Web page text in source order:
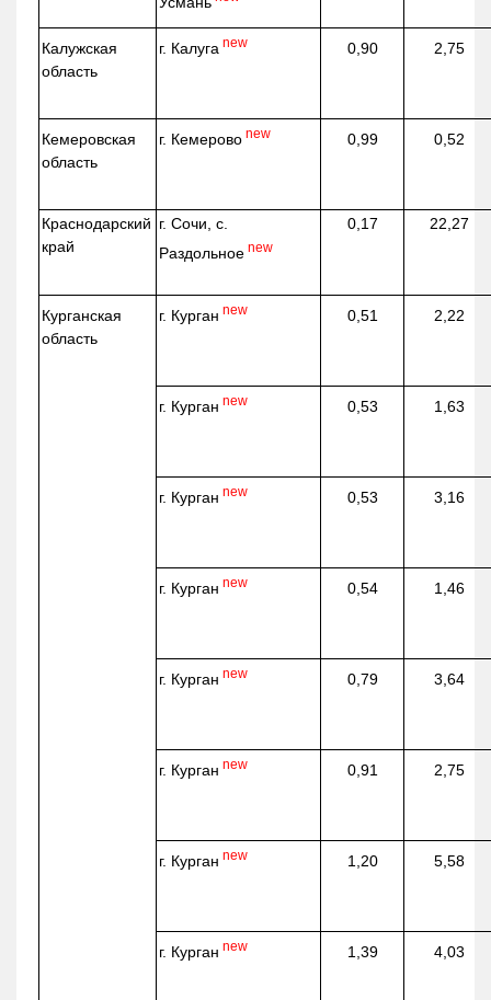
Калужская
область
г. Калуга new 0,90 2,75
Кемеровская
область
г. Кемерово new 0,99 0,52
Краснодарский
край
г. Сочи, с.
Раздольное new
0,17 22,27
Курганская
область
г. Курган new 0,51 2,22
г. Курган new 0,53 1,63
г. Курган new 0,53 3,16
г. Курган new 0,54 1,46
г. Курган new 0,79 3,64
г. Курган new 0,91 2,75
г. Курган new 1,20 5,58
г. Курган new 1,39 4,03